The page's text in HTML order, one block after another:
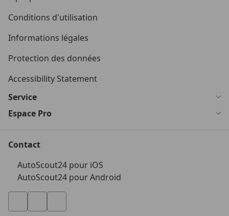
Conditions d'utilisation
Informations légales
Protection des données
Accessibility Statement
Service
Espace Pro
Contact
AutoScout24 pour iOS
AutoScout24 pour Android